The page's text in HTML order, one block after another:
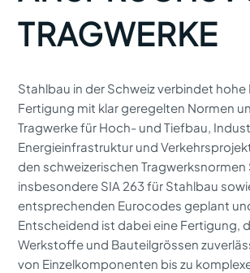
TRAGWERKE
Stahlbau in der Schweiz verbindet hohe
Fertigung mit klar geregelten Normen
Tragwerke für Hoch- und Tiefbau,
Energieinfrastruktur und
den schweizerischen Tragwerksnormen
insbesondere SIA 263 für Stahlbau
entsprechenden Eurocodes geplant
Entscheidend ist dabei eine Fertigung,
Werkstoffe und Bauteilgrössen
von Einzelkomponenten bis zu